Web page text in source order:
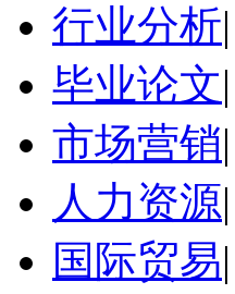
行业分析|
毕业论文|
市场营销|
人力资源|
国际贸易|